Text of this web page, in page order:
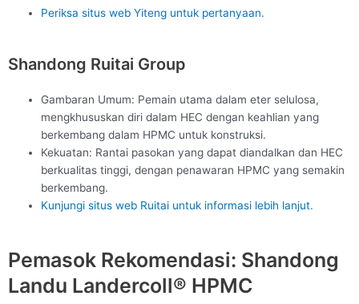
Periksa situs web Yiteng untuk pertanyaan.
Shandong Ruitai Group
Gambaran Umum: Pemain utama dalam eter selulosa,
mengkhususkan diri dalam HEC dengan keahlian yang
berkembang dalam HPMC untuk konstruksi.
Kekuatan: Rantai pasokan yang dapat diandalkan dan HEC
berkualitas tinggi, dengan penawaran HPMC yang semakin
berkembang.
Kunjungi situs web Ruitai untuk informasi lebih lanjut.
Pemasok Rekomendasi: Shandong
Landu Landercoll® HPMC